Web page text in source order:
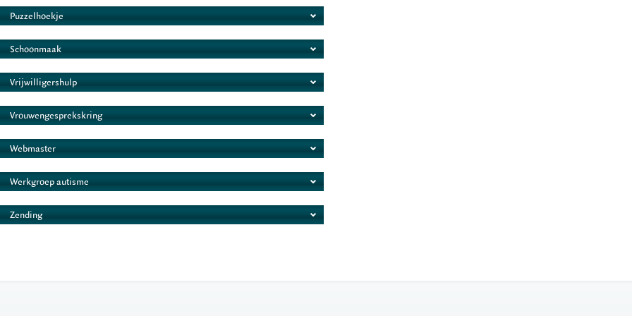
Puzzelhoekje
Schoonmaak
Vrijwilligershulp
Vrouwengesprekskring
Webmaster
Werkgroep autisme
Zending